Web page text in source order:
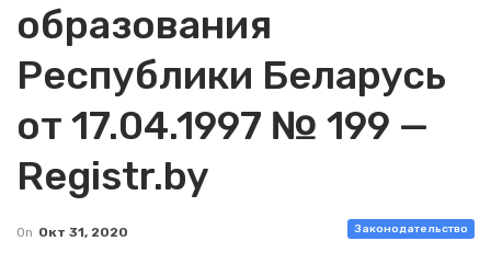
образования
Республики Беларусь
от 17.04.1997 № 199 —
Registr.by
Законодательство
On Окт 31, 2020